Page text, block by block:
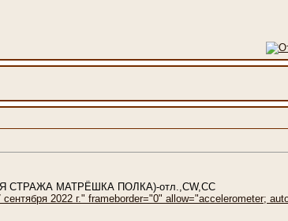
СТРАЖА МАТРЁШКА ПОЛКА)-отл.,CW,СС
2022 г." frameborder="0" allow="accelerometer;